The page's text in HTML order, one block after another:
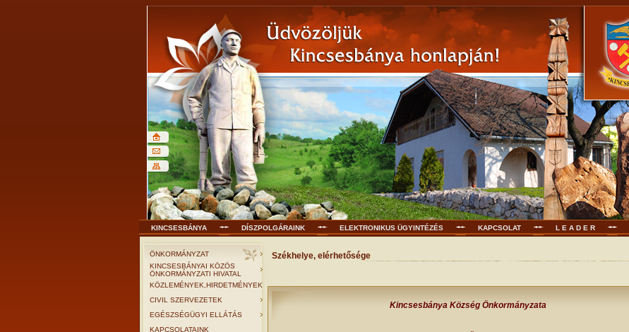
KINCSESBÁNYA DÍSZPOLGÁRAINK ELEKTRONIKUS ÜGYINTÉZÉS KAPCSOLAT L E A D E R
ÖNKORMÁNYZAT
KINCSESBÁNYAI KÖZÖS
ÖNKORMÁNYZATI HIVATAL
KÖZLEMÉNYEK,HIRDETMÉNYEK
CIVIL SZERVEZETEK
EGÉSZSÉGÜGYI ELLÁTÁS
KAPCSOLATAINK
Székhelye, elérhetősége
Kincsesbánya Község Önkormányzata